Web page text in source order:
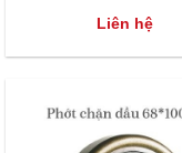
Liên hệ